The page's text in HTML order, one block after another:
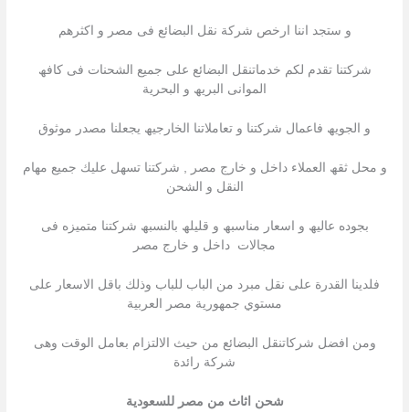
و ستجد اننا ارخص شركة نقل البضائع فى مصر و اكثرھم
شركتنا تقدم لكم خدماتنقل البضائع على جمیع الشحنات فى كافھ
الموانى البریھ و البحریة
و الجویھ فاعمال شركتنا و تعاملاتنا الخارجیھ یجعلنا مصدر موثوق
و محل ثقھ العملاء داخل و خارج مصر , شركتنا تسھل علیك جمیع مھام
النقل و الشحن
بجوده عالیھ و اسعار مناسبھ و قلیلھ بالنسبھ شركتنا متمیزه فى
مجالات داخل و خارج مصر
فلدينا القدرة على نقل مبرد من الباب للباب وذلك باقل الاسعار على
مستوي جمهورية مصر العربية
ومن افضل شركاتنقل البضائع من حيث الالتزام بعامل الوقت وهى
شركة رائدة
شحن اثاث من مصر للسعودية